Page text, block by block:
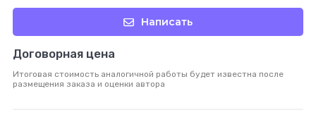
Написать
Договорная цена
Итоговая стоимость аналогичной работы будет известна после
размещения заказа и оценки автора